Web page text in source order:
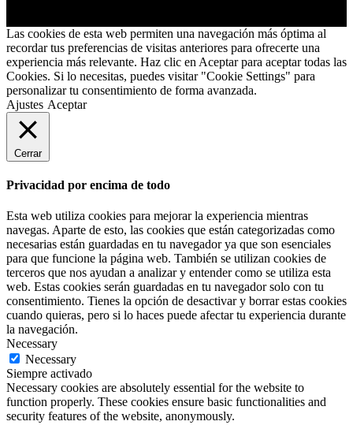
Las cookies de esta web permiten una navegación más óptima al
recordar tus preferencias de visitas anteriores para ofrecerte una
experiencia más relevante. Haz clic en Aceptar para aceptar todas las
Cookies. Si lo necesitas, puedes visitar "Cookie Settings" para
personalizar tu consentimiento de forma avanzada.
Ajustes Aceptar
Cerrar
Privacidad por encima de todo
Esta web utiliza cookies para mejorar la experiencia mientras
navegas. Aparte de esto, las cookies que están categorizadas como
necesarias están guardadas en tu navegador ya que son esenciales
para que funcione la página web. También se utilizan cookies de
terceros que nos ayudan a analizar y entender como se utiliza esta
web. Estas cookies serán guardadas en tu navegador solo con tu
consentimiento. Tienes la opción de desactivar y borrar estas cookies
cuando quieras, pero si lo haces puede afectar tu experiencia durante
la navegación.
Necessary
Necessary
Siempre activado
Necessary cookies are absolutely essential for the website to
function properly. These cookies ensure basic functionalities and
security features of the website, anonymously.